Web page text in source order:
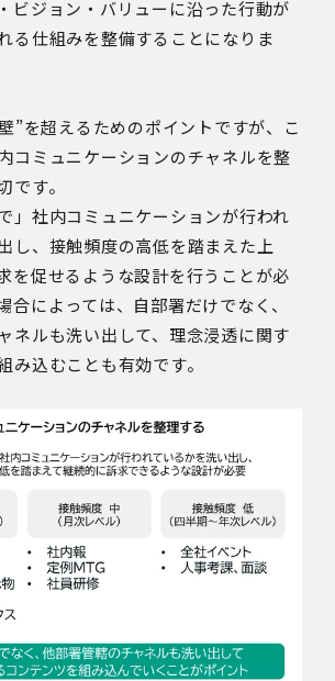
ビジョン・バリューに沿った行動が
る仕組みを整備することになりま
”を超えるためのポイントですが、こ
コミュニケーションのチャネルを整
です。
」社内コミュニケーションが行われ
し、接触頻度の高低を踏まえた上
を促せるような設計を行うことが必
合によっては、自部署だけでなく、
ネルも洗い出して、理念浸透に関す
み込むことも有効です。